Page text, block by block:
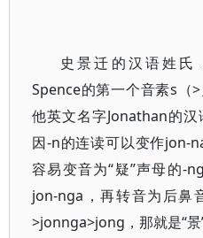
史景迁的汉语姓氏
Spence的第一个音素s（
他英文名字Jonathan的
因-n的连读可以变作jon-
容易变音为“疑”声母的-
jon-nga，再转音为后鼻
>jonnga>jong，那就是“